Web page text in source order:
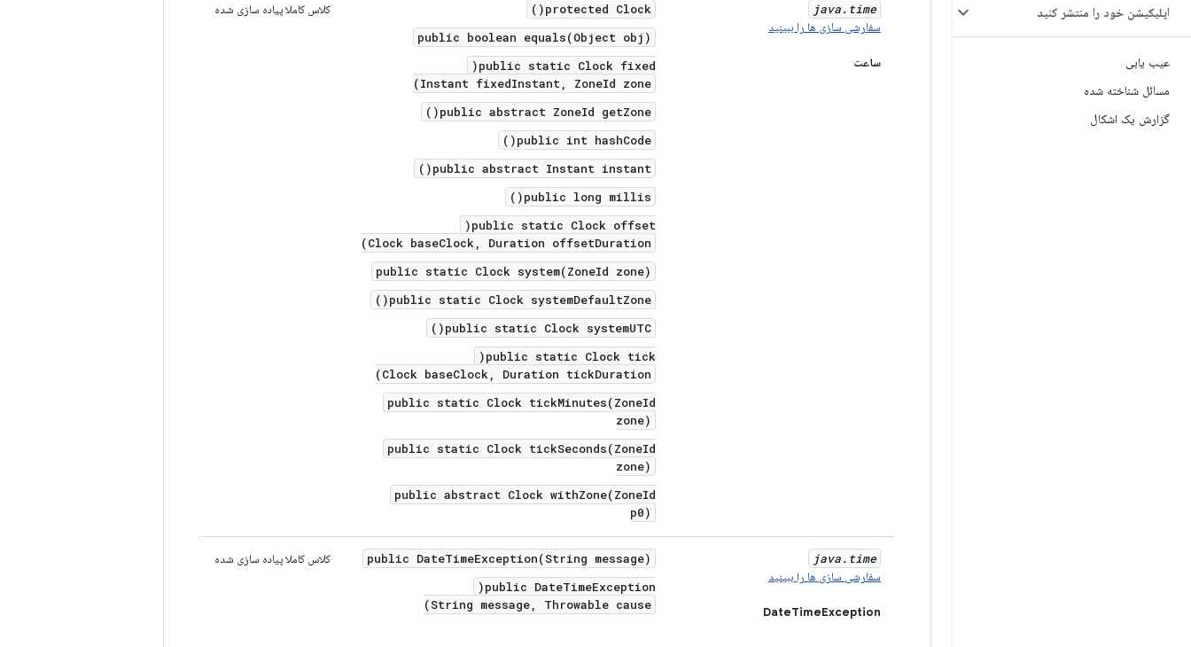
اپلیکیشن خود را منتشر کنید
عیب یابی
مسائل شناخته شده
گزارش یک اشکال
java. time
سفارشی سازی ها را ببینید
ساعت
protected Clock()
public boolean equals(Object obj)
public static Clock fixed(
Instant fixedInstant, ZoneId zone)
public abstract ZoneId getZone()
public int hashCode()
public abstract Instant instant()
public long millis()
public static Clock offset(
Clock baseClock, Duration offsetDuration)
public static Clock system(ZoneId zone)
public static Clock systemDefaultZone()
public static Clock systemUTC()
public static Clock tick(
Clock baseClock, Duration tickDuration)
public static Clock tickMinutes(ZoneId
zone)
public static Clock tickSeconds(ZoneId
zone)
public abstract Clock withZone(ZoneId
p0)
کلاس کاملا پیاده سازی شده
java. time
سفارشی سازی ها را ببینید
DateTimeException
public DateTimeException(String message)
public DateTimeException(
String message, Throwable cause)
کلاس کاملا پیاده سازی شده